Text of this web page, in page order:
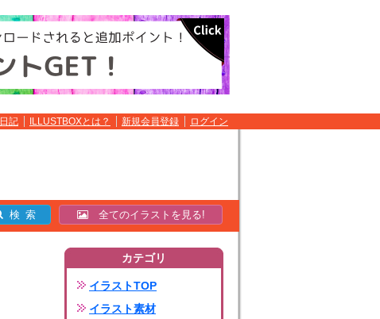
日記 ILLUSTBOXとは？ 新規会員登録 ログイン
全てのイラストを見る!
カテゴリ
イラストTOP
イラスト素材